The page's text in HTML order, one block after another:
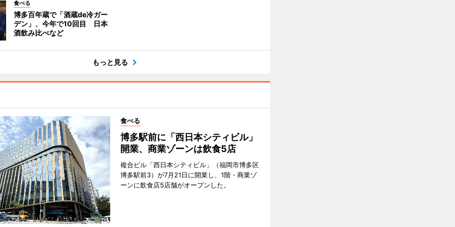
食べる
博多百年蔵で「酒蔵de冷ガー
デン」、今年で10回目 日本
酒飲み比べなど
もっと見る
食べる
博多駅前に「西日本シティビル」
開業、商業ゾーンは飲食5店
複合ビル「西日本シティビル」（福岡市博多区
博多駅前3）が7月21日に開業し、1階・商業ゾ
ーンに飲食店5店舗がオープンした。